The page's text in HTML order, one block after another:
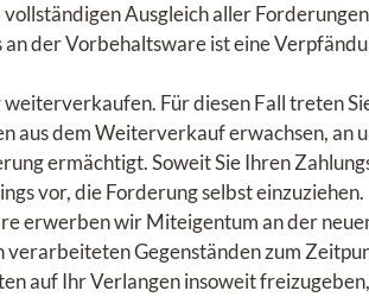
Ausgleich aller
der Vorbehaltsware ist eine
Für diesen Fall treten
aus dem Weiterverkauf erwachsen, an
ermächtigt. Soweit Sie Ihren
vor, die Forderung selbst einzuziehen.
erwerben wir Miteigentum an der
Gegenständen zum
auf Ihr Verlangen insoweit